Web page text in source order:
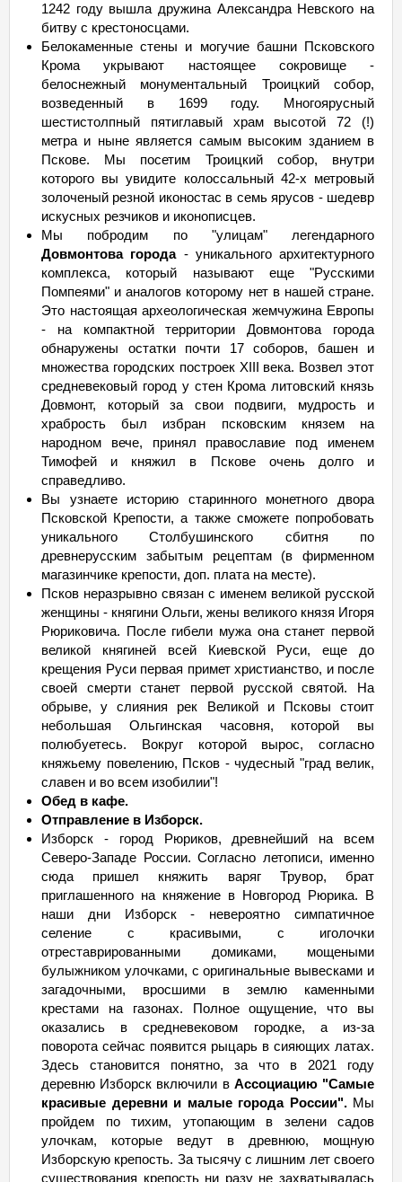
1242 году вышла дружина Александра Невского на
битву с крестоносцами.
Белокаменные стены и могучие башни Псковского
Крома укрывают настоящее сокровище -
белоснежный монументальный Троицкий собор,
возведенный в 1699 году. Многоярусный
шестистолпный пятиглавый храм высотой 72 (!)
метра и ныне является самым высоким зданием в
Пскове. Мы посетим Троицкий собор, внутри
которого вы увидите колоссальный 42-х метровый
золоченый резной иконостас в семь ярусов - шедевр
искусных резчиков и иконописцев.
Мы побродим по "улицам" легендарного
Довмонтова города- уникального архитектурного
комплекса, который называют еще "Русскими
Помпеями" и аналогов которому нет в нашей стране.
Это настоящая археологическая жемчужина Европы
- на компактной территории Довмонтова города
обнаружены остатки почти 17 соборов, башен и
множества городских построек XIII века. Возвел этот
средневековый город у стен Крома литовский князь
Довмонт, который за свои подвиги, мудрость и
храбрость был избран псковским князем на
народном вече, принял православие под именем
Тимофей и княжил в Пскове очень долго и
справедливо.
Вы узнаете историю старинного монетного двора
Псковской Крепости, а также сможете попробовать
уникального Столбушинского сбитня по
древнерусским забытым рецептам (в фирменном
магазинчике крепости, доп. плата на месте).
Псков неразрывно связан с именем великой русской
женщины - княгини Ольги, жены великого князя Игоря
Рюриковича. После гибели мужа она станет первой
великой княгиней всей Киевской Руси, еще до
крещения Руси первая примет христианство, и после
своей смерти станет первой русской святой. На
обрыве, у слияния рек Великой и Псковы стоит
небольшая Ольгинская часовня, которой вы
полюбуетесь. Вокруг которой вырос, согласно
княжьему повелению, Псков - чудесный "град велик,
славен и во всем изобилии"!
Обед в кафе.
Отправление в Изборск.
Изборск - город Рюриков, древнейший на всем
Северо-Западе России. Согласно летописи, именно
сюда пришел княжить варяг Трувор, брат
приглашенного на княжение в Новгород Рюрика. В
наши дни Изборск - невероятно симпатичное
селение с красивыми, с иголочки
отреставрированными домиками, мощеными
булыжником улочками, с оригинальные вывесками и
загадочными, вросшими в землю каменными
крестами на газонах. Полное ощущение, что вы
оказались в средневековом городке, а из-за
поворота сейчас появится рыцарь в сияющих латах.
Здесь становится понятно, за что в 2021 году
деревню Изборск включили в Ассоциацию "Самые
красивые деревни и малые города России".Мы
пройдем по тихим, утопающим в зелени садов
улочкам, которые ведут в древнюю, мощную
Изборскую крепость. За тысячу с лишним лет своего
существования крепость ни разу не захватывалась